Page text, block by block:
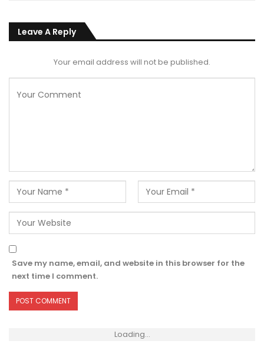
Leave A Reply
Your email address will not be published.
Save my name, email, and website in this browser for the
next time I comment.
Loading...